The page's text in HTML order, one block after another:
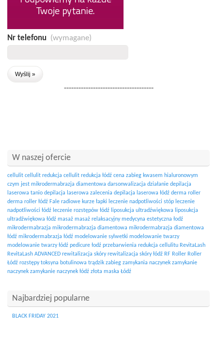
Nr telefonu (wymagane)
-------------------------------------
W naszej ofercie
cellulit cellulit redukcja cellulit redukcja łódź cena zabieg kwasem hialuronowym
czym jest mikrodermabrazja diamentowa darsonwalizacja działanie depilacja
laserowa tanio depilacja laserowa zalecenia depilacja laserowa łódź derma roller
derma roller łódź Fale radiowe kurze łapki leczenie nadpotliwości stóp leczenie
nadpotliwości łódź leczenie rozstępów łódź liposukcja ultradźwiękowa liposukcja
ultradźwiękowa łódź masaż masaż relaksacyjny medycyna estetyczna łodź
mikrodermabrazja mikrodermabrazja diamentowa mikrodermabrazja diamentowa
łódź mikrodermabrazja łódź modelowanie sylwetki modelowanie twarzy
modelowanie twarzy łódź pedicure łodź przebarwienia redukcja cellulitu RevitaLash
RevitaLash ADVANCED rewitalizacja skóry rewitalizacja skóry łódź RF Roller Roller
Łódź rozstępy toksyna botulinowa trądzik zabieg zamykania naczynek zamykanie
naczynek zamykanie naczynek łódź złota maska Łódź
Najbardziej popularne
BLACK FRIDAY 2021